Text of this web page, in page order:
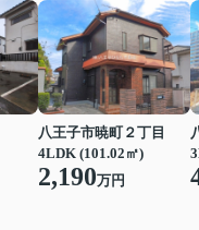
八王子市暁町２丁目
4LDK (101.02㎡)
2,190万円